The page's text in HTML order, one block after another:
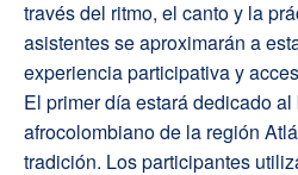
través del ritmo, el canto y la
asistentes se aproximarán a
experiencia participativa y
El primer día estará dedicado
afrocolombiano de la región
tradición. Los participantes